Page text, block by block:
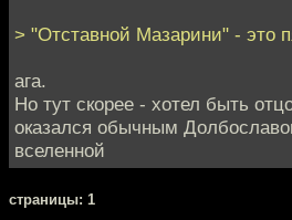
> "Отставной Мазарини" - это
ага.
Но тут скорее - хотел быть
оказался обычным
вселенной
cтраницы: 1